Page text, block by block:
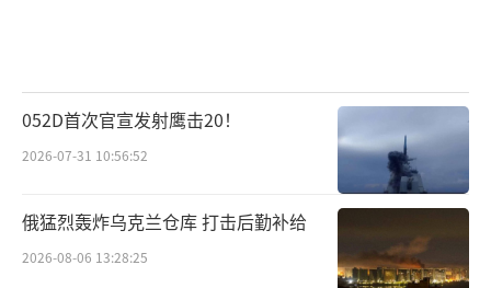
052D首次官宣发射鹰击20！
2026-07-31 10:56:52
俄猛烈轰炸乌克兰仓库 打击后勤补给
2026-08-06 13:28:25